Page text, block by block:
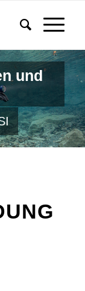
und